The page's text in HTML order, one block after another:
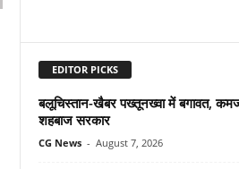
EDITOR PICKS
बलूचिस्तान-खैबर पख्तूनख्वा में बगावत,
शहबाज सरकार
CG News - August 7, 2026